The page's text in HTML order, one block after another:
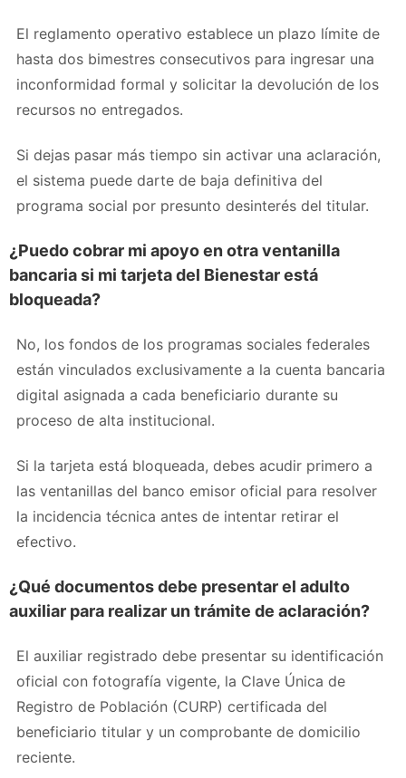
El reglamento operativo establece un plazo límite de
hasta dos bimestres consecutivos para ingresar una
inconformidad formal y solicitar la devolución de los
recursos no entregados.
Si dejas pasar más tiempo sin activar una aclaración,
el sistema puede darte de baja definitiva del
programa social por presunto desinterés del titular.
¿Puedo cobrar mi apoyo en otra ventanilla
bancaria si mi tarjeta del Bienestar está
bloqueada?
No, los fondos de los programas sociales federales
están vinculados exclusivamente a la cuenta bancaria
digital asignada a cada beneficiario durante su
proceso de alta institucional.
Si la tarjeta está bloqueada, debes acudir primero a
las ventanillas del banco emisor oficial para resolver
la incidencia técnica antes de intentar retirar el
efectivo.
¿Qué documentos debe presentar el adulto
auxiliar para realizar un trámite de aclaración?
El auxiliar registrado debe presentar su identificación
oficial con fotografía vigente, la Clave Única de
Registro de Población (CURP) certificada del
beneficiario titular y un comprobante de domicilio
reciente.